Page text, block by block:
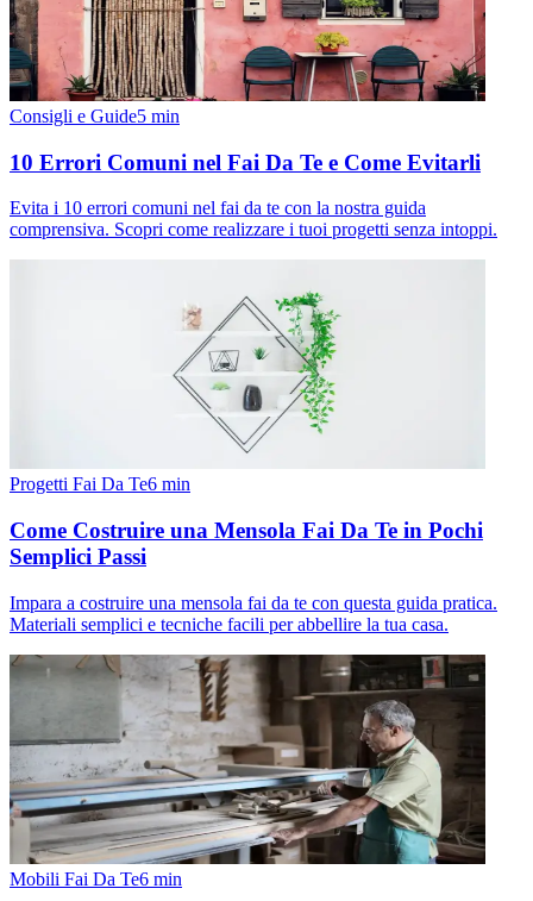
Consigli e Guide5 min
10 Errori Comuni nel Fai Da Te e Come Evitarli
Evita i 10 errori comuni nel fai da te con la nostra guida
comprensiva. Scopri come realizzare i tuoi progetti senza intoppi.
Progetti Fai Da Te6 min
Come Costruire una Mensola Fai Da Te in Pochi
Semplici Passi
Impara a costruire una mensola fai da te con questa guida pratica.
Materiali semplici e tecniche facili per abbellire la tua casa.
Mobili Fai Da Te6 min